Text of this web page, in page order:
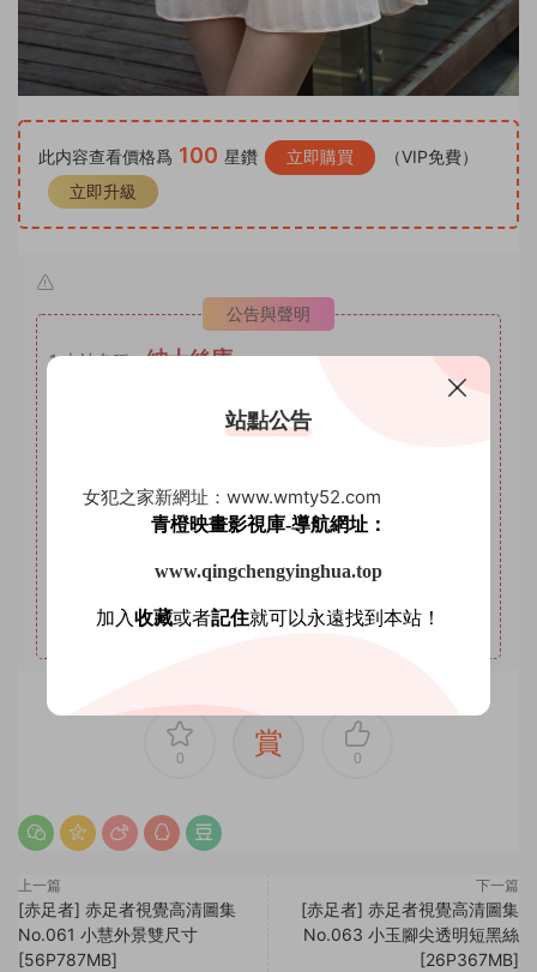
此内容查看價格爲 100 星鑽 立即購買
（VIP免費）
立即升級
公告與聲明
1本站名稱：紳士絲庫
本站月VIP權限：套圖系列，月VIP可自助補差價升級爲年
本站年VIP權限：套圖系列、AI明星系列。
本站永久VIP權限：套圖系列、AI明星系列、微密圈。
本站支持開通VIP或充值星鑽，星鑽優勢沒有期限限制，
會有贈送優惠，圖省事免登錄可忽略優惠。)
0 賞 0
上一篇
[赤足者] 赤足者視覺高清圖集
No.061 小慧外景雙尺寸
[56P787MB]
下一篇
[赤足者] 赤足者視覺高清圖集
No.063 小玉腳尖透明短黑絲
[26P367MB]
站點公告
女犯之家新網址：www.wmty52.com
青橙映畫影視庫-導航網址：
www.qingchengyinghua.top
加入收藏或者記住就可以永遠找到本站！